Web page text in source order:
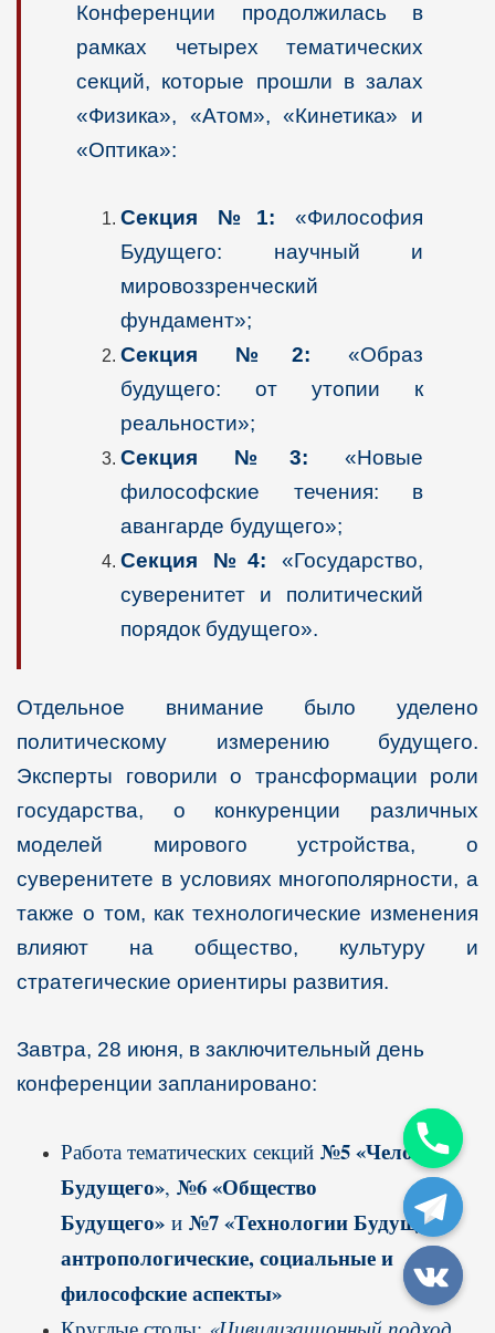
Конференции продолжилась в
рамках четырех тематических
секций, которые прошли в залах
«Физика», «Атом», «Кинетика» и
«Оптика»:
Секция №1: «Философия
Будущего: научный и
мировоззренческий
фундамент»;
Секция №2: «Образ
будущего: от утопии к
реальности»;
Секция №3: «Новые
философские течения: в
авангарде будущего»;
Секция №4: «Государство,
суверенитет и политический
порядок будущего».
Отдельное внимание было уделено
политическому измерению будущего.
Эксперты говорили о трансформации роли
государства, о конкуренции различных
моделей мирового устройства, о
суверенитете в условиях многополярности, а
также о том, как технологические изменения
влияют на общество, культуру и
стратегические ориентиры развития.
Завтра, 28 июня, в заключительный день
конференции запланировано:
Работа тематических секций №5 «Человек
Будущего», №6 «Общество
Будущего» и №7 «Технологии Будущего:
антропологические, социальные и
философские аспекты»